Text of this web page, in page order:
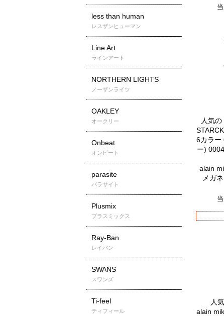
less than human
レスザンヒューマン
Line Art
ラインアート
NORTHERN LIGHTS
ノーザンライツ
OAKLEY
オークリー
Onbeat
オンビート
parasite
パラサイト
Plusmix
プラスミックス
Ray-Ban
レイバン
SWANS
スワンズ
Ti-feel
ティフィール
人気
6カラー
ー)
alain
メガ
人
alain